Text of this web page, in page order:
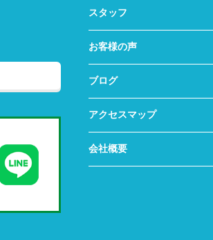
スタッフ
お客様の声
ブログ
アクセスマップ
会社概要